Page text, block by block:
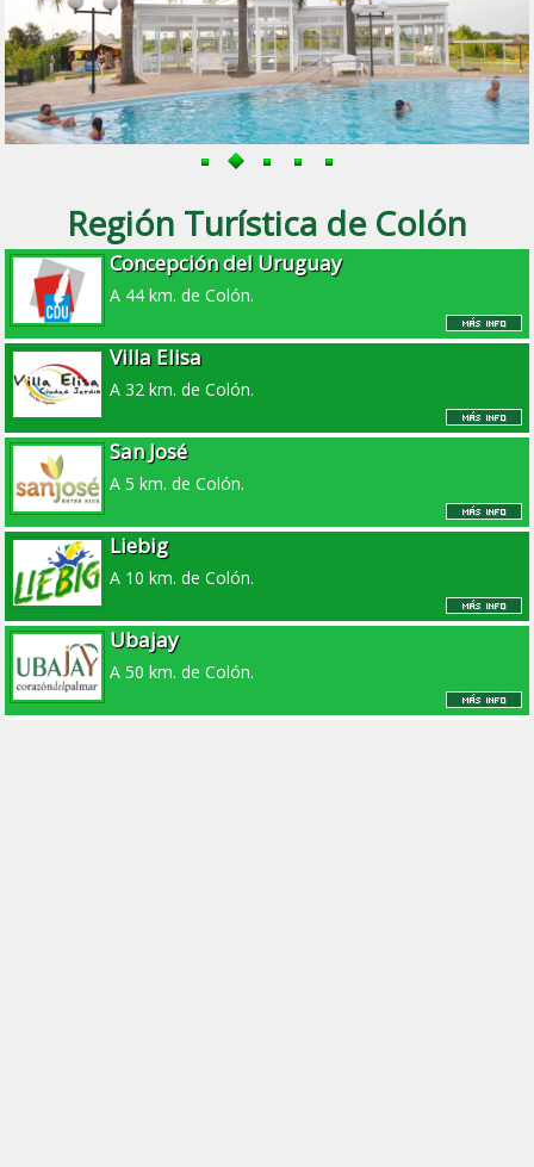
Región Turística de Colón
Concepción del Uruguay
A 44 km. de Colón.
Villa Elisa
A 32 km. de Colón.
San José
A 5 km. de Colón.
Liebig
A 10 km. de Colón.
Ubajay
A 50 km. de Colón.